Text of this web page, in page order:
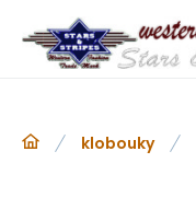
klobouky